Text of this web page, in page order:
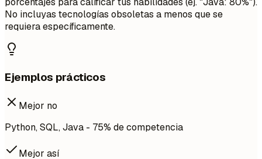
No incluyas tecnologías obsoletas a menos que se
requiera específicamente.
Ejemplos prácticos
Mejor no
Python, SQL, Java - 75% de competencia
Mejor así